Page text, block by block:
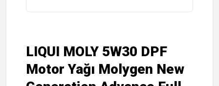
LIQUI MOLY 5W30 DPF
Motor Yağı Molygen New